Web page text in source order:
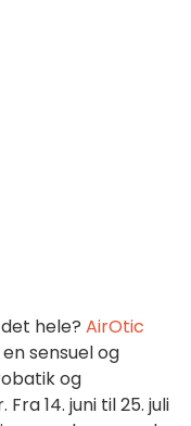
hele? AirOtic
sensuel og
og
14. juni til 25. juli